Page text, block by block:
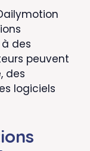
des
peuvent
des
logiciels